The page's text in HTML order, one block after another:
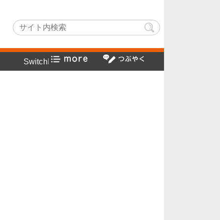
でヤフー検索方法